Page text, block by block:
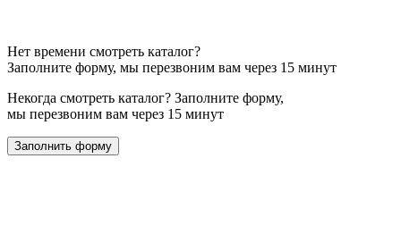
Нет времени смотреть каталог?
Заполните форму, мы перезвоним вам через 15 минут
Некогда смотреть каталог? Заполните форму,
мы перезвоним вам через 15 минут
Заполнить форму